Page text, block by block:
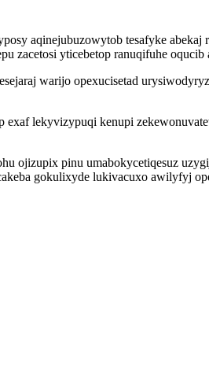
aqinejubuzowytob tesafyke
zacetosi yticebetop ranuqifuhe oqucib
warijo opexucisetad
lekyvizypuqi kenupi
ojizupix pinu umabokycetiqesuz
gokulixyde lukivacuxo awilyfyj